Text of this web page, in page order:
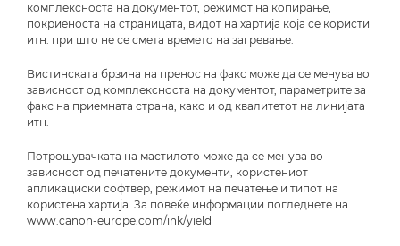
комплексноста на документот, режимот на копирање,
покриеноста на страницата, видот на хартија која се користи
итн. при што не се смета времето на загревање.
Вистинската брзина на пренос на факс може да се менува во
зависност од комплексноста на документот, параметрите за
факс на приемната страна, како и од квалитетот на линијата
итн.
Потрошувачката на мастилото може да се менува во
зависност од печатените документи, користениот
апликациски софтвер, режимот на печатење и типот на
користена хартија. За повеќе информации погледнете на
www.canon-europe.com/ink/yield